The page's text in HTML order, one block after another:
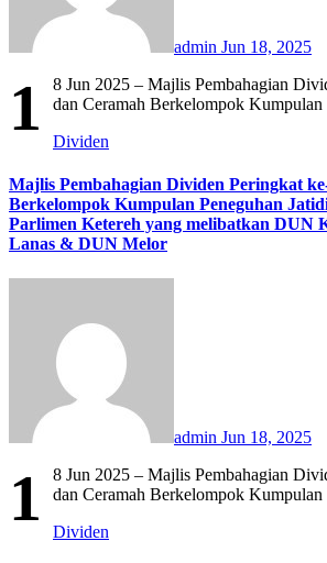
admin Jun 18, 2025
1
8 Jun 2025 – Majlis Pembahagian
dan Ceramah Berkelompok Kumpulan
Dividen
Majlis Pembahagian Dividen Peringkat
Berkelompok Kumpulan Peneguhan
Parlimen Ketereh yang melibatkan DUN
Lanas & DUN Melor
admin Jun 18, 2025
1
8 Jun 2025 – Majlis Pembahagian
dan Ceramah Berkelompok Kumpulan
Dividen